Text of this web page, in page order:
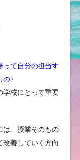
って自分の担当す
〉
学校にとって重要
は、授業そのもの
改善していく方向